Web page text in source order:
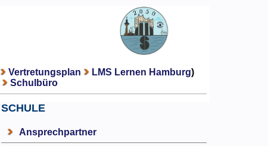
Vertretungsplan LMS Lernen Hamburg)
Schulbüro
SCHULE
Ansprechpartner